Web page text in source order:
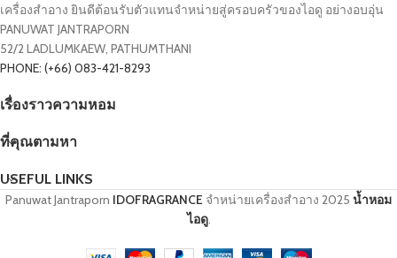
เครื่องสำอาง ยินดีต้อนรับตัวแทนจำหน่ายสู่ครอบครัวของไอดู อย่างอบอุ่น
PANUWAT JANTRAPORN
52/2 LADLUMKAEW, PATHUMTHANI
PHONE: (+66) 083-421-8293
เรื่องราวความหอม
ที่คุณตามหา
USEFUL LINKS
Panuwat Jantraporn IDOFRAGRANCE จำหน่ายเครื่องสำอาง 2025 น้ำหอม
ไอดู.